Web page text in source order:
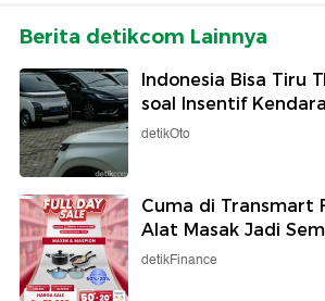
Berita detikcom Lainnya
Indonesia Bisa Tiru
soal Insentif
detikOto
Cuma di Transmart
Alat Masak Jadi
detikFinance